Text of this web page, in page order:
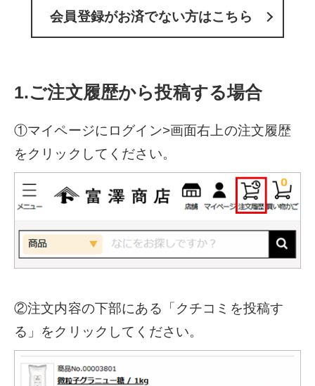
会員登録がお済でない方はこちら
1.ご注文履歴から投稿する場合
①マイページにログイン>画面右上の注文履歴
をクリックしてください。
②注文内容の下部にある「クチコミを投稿す
る」をクリックしてください。